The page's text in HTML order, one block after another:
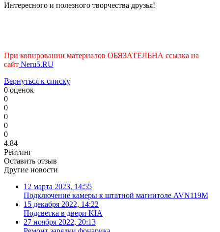
Интересного и полезного творчества друзья!
При копировании материалов ОБЯЗАТЕЛЬНА ссылка на
сайт Neru5.RU
Вернуться к списку
0 оценок
0
0
0
0
0
4.84
Рейтинг
Оставить отзыв
Другие новости
12 марта 2023, 14:55
Подключение камеры к штатной магнитоле AVN119M
15 декабря 2022, 14:22
Подсветка в двери KIA
27 ноября 2022, 20:13